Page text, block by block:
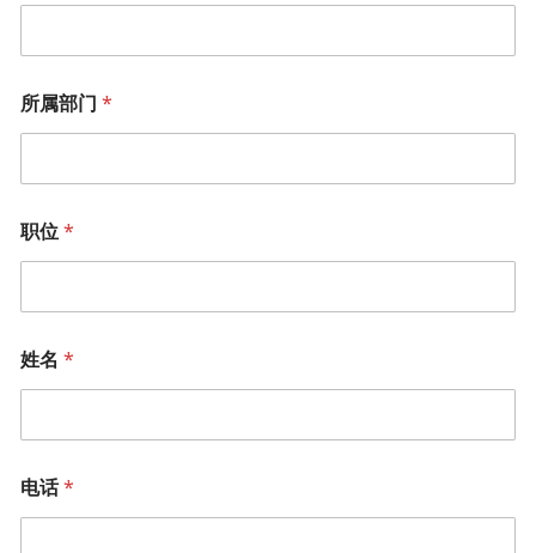
所属部门 *
职位*
姓名 *
电话*